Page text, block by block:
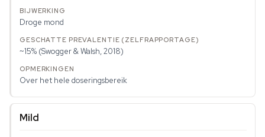
Droge mond
~15% (Swogger & Walsh, 2018)
Over het hele doseringsbereik
Mild